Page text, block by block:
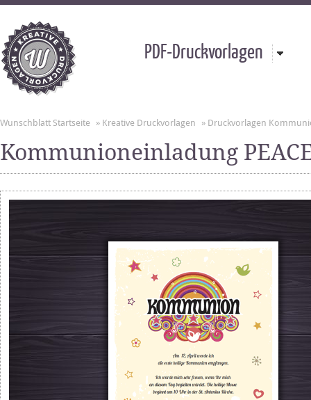
PDF-Druckvorlagen
Wunschblatt Startseite » Kreative Druckvorlagen » Druckvorlagen
Kommunioneinladung